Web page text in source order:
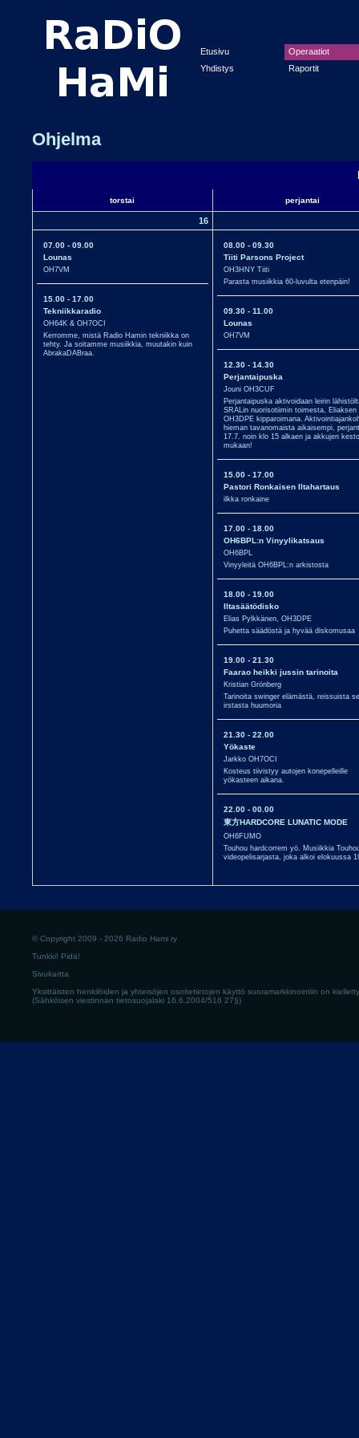
Etusivu
Yhdistys
Operaatiot
Raportit
Ohjelma
torstai perjantai
16
07.00 - 09.00
Lounas
OH7VM
15.00 - 17.00
Tekniikkaradio
OH64K & OH7OCI
Kerromme, mistä Radio Hamin tekniikka on
tehty. Ja soitamme musiikkia, muutakin kuin
AbrakaDABraa.
08.00 - 09.30
Tiiti Parsons Project
OH3HNY Tiiti
Parasta musiikkia 60-luvulta etenpäin!
09.30 - 11.00
Lounas
OH7VM
12.30 - 14.30
Perjantaipuska
Jouni OH3CUF
Perjantaipuska aktivoidaan leirin
SRALin nuorisotiimin toimesta, Eliaksen
OH3DPE kipparoimana.
hieman tavanomaista aikaisempi,
17.7. noin klo 15 alkaen ja akkujen
mukaan!
15.00 - 17.00
Pastori Ronkaisen Iltahartaus
ilkka ronkaine
17.00 - 18.00
OH6BPL:n Vinyylikatsaus
OH6BPL
Vinyyleitä OH6BPL:n arkistosta
18.00 - 19.00
Iltasäätödisko
Elias Pylkkänen, OH3DPE
Puhetta säädöstä ja hyvää diskomusaa
19.00 - 21.30
Faarao heikki jussin tarinoita
Kristian Grönberg
Tarinoita swinger elämästä, reissuista
irstasta huumoria
21.30 - 22.00
Yökaste
Jarkko OH7OCI
Kosteus tiivistyy autojen konepelleille
yökasteen aikana.
22.00 - 00.00
東方HARDCORE LUNATIC MODE
OH6FUMO
Touhou hardcorrem yö. Musiikkia
videopelisarjasta, joka alkoi elokuussa
© Copyright 2009 - 2026 Radio Hami ry
Tunkki! Pidä!
Sivukartta
Yksittäisten henkilöiden ja yhteisöjen osoitetietojen käyttö suoramarkkinointiin on
(Sähköisen viestinnän tietosuojalaki 16.6.2004/516 27§)